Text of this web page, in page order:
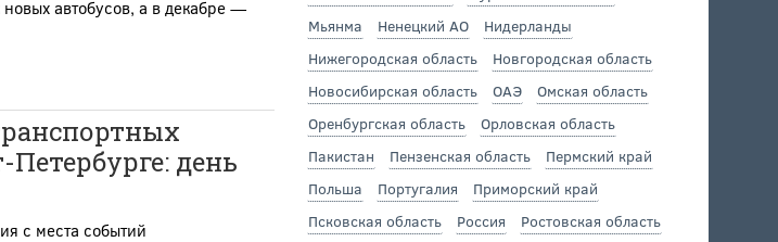
автобусов, а в декабре —
день
с места событий
Мьянма
Ненецкий АО
Нидерланды
Нижегородская область
Новгородская область
Новосибирская область
ОАЭ
Омская область
Оренбургская область
Орловская область
Пакистан
Пензенская область
Пермский край
Польша
Португалия
Приморский край
Псковская область
Россия
Ростовская область